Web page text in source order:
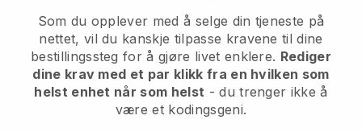
Som du opplever med å selge din tjeneste på
nettet, vil du kanskje tilpasse kravene til dine
bestillingssteg for å gjøre livet enklere. Rediger
dine krav med et par klikk fra en hvilken som
helst enhet når som helst - du trenger ikke å
være et kodingsgeni.